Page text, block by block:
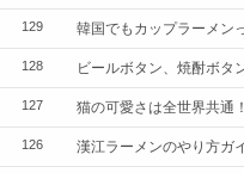
129 韓国でもカップラーメン
128 ビールボタン、焼酎ボタ
127 猫の可愛さは全世界共通
126 漢江ラーメンのやり方ガ